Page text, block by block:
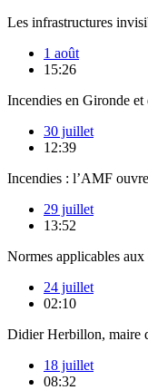
Les infrastructures
1 août
15:26
Incendies en Gironde et
30 juillet
12:39
Incendies : l’AMF
29 juillet
13:52
Normes applicables
24 juillet
02:10
Didier Herbillon, maire
18 juillet
08:32